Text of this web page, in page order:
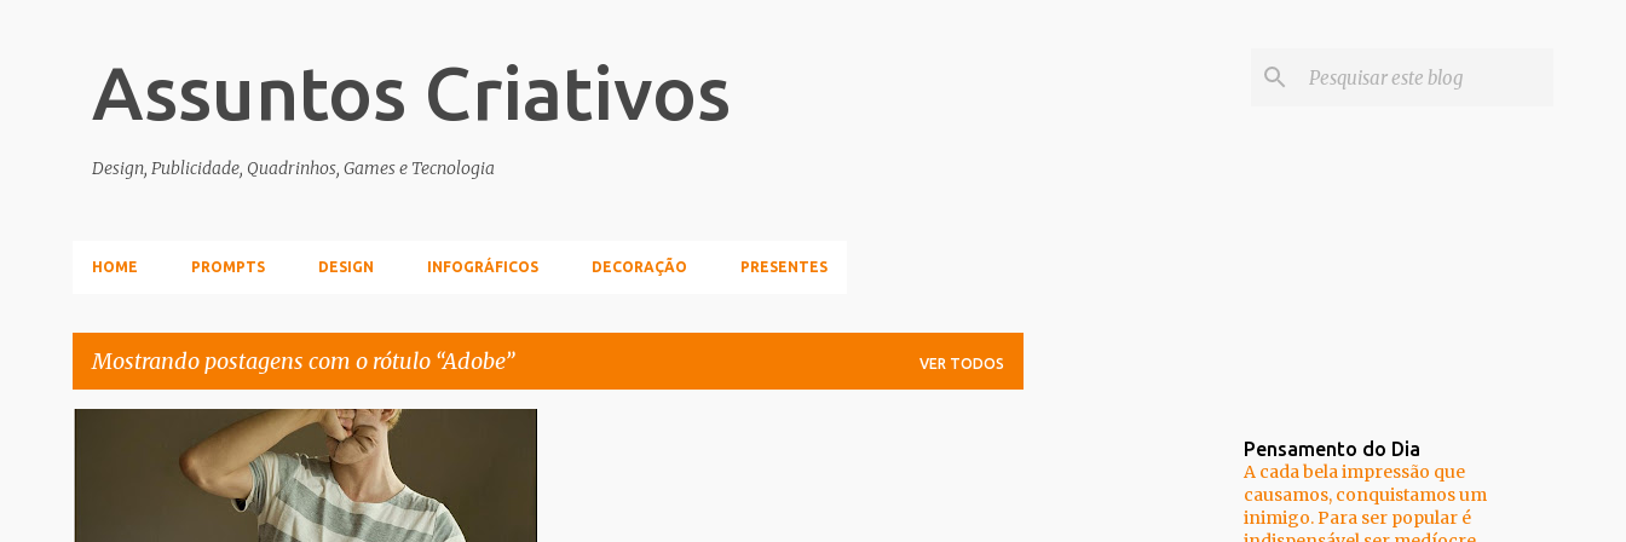
Assuntos Criativos
Design, Publicidade, Quadrinhos, Games e Tecnologia
HOME PROMPTS DESIGN INFOGRÁFICOS DECORAÇÃO PRESENTES
Mostrando postagens com o rótulo Adobe VER TODOS
FOTOMONTAGEM
Pensamento do Dia
A cada bela impressão que
causamos, conquistamos um
inimigo. Para ser popular é